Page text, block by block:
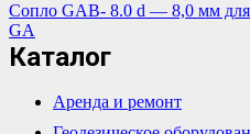
Сопло GAB- 8.0 d — 8,0 мм для
GA
Каталог
Аренда и ремонт